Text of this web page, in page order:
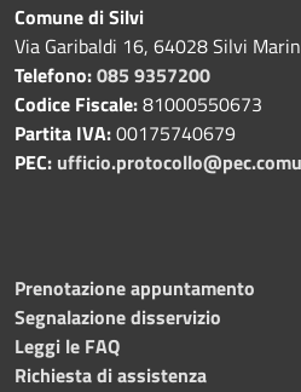
Comune di Silvi
Via Garibaldi 16, 64028 Silvi
Telefono:085 9357200
Codice Fiscale:81000550673
Partita IVA:00175740679
PEC:
Prenotazione appuntamento
Segnalazione disservizio
Leggi le FAQ
Richiesta di assistenza